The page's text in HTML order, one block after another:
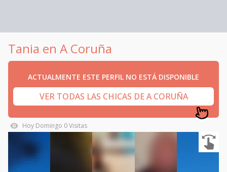
Tania en A Coruña
ACTUALMENTE ESTE PERFIL NO ESTÁ DISPONIBLE
VER TODAS LAS CHICAS DE A CORUÑA
Hoy Domingo 0Visitas